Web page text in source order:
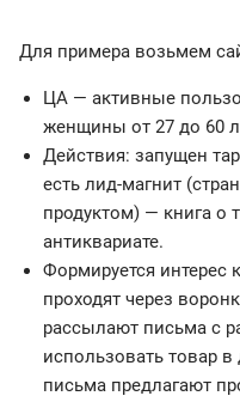
Для примера возьмем
ЦА — активные
женщины от 27 до 60
Действия: запущен
есть лид-магнит
продуктом) — книга о
антиквариате.
Формируется интерес
проходят через
рассылают письма с
использовать товар в
письма предлагают